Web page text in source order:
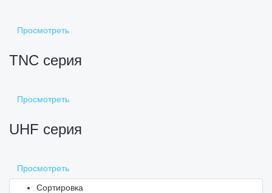
Просмотреть
TNC серия
Просмотреть
UHF серия
Просмотреть
Сортировка